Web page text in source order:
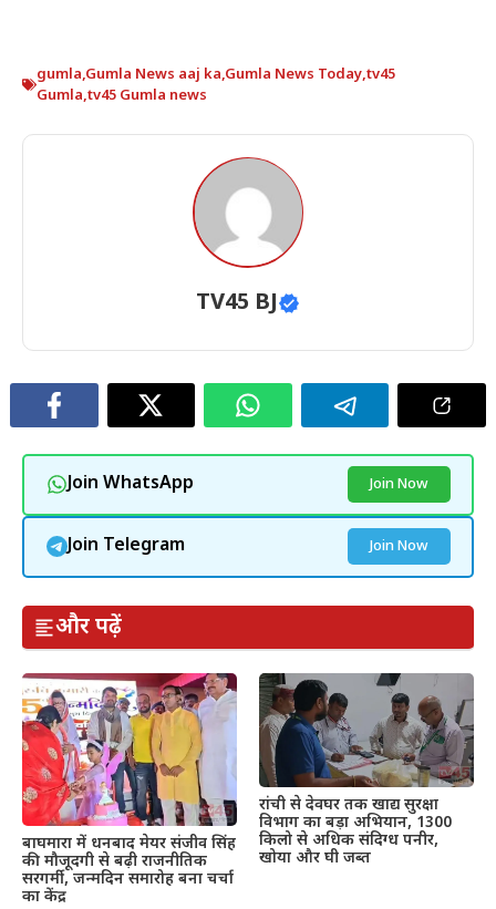
gumla,Gumla News aaj ka,Gumla News Today,tv45
Gumla,tv45 Gumla news
TV45 BJ
Join WhatsApp Join Now
Join Telegram Join Now
और पढ़ें
बाघमारा में धनबाद मेयर संजीव सिंह
की मौजूदगी से बढ़ी राजनीतिक
सरगर्मी, जन्मदिन समारोह बना चर्चा
का केंद्र
रांची से देवघर तक खाद्य सुरक्षा
विभाग का बड़ा अभियान, 1300
किलो से अधिक संदिग्ध पनीर,
खोया और घी जब्त